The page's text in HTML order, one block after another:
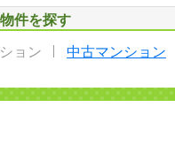
件を探す
ョン 中古マンション